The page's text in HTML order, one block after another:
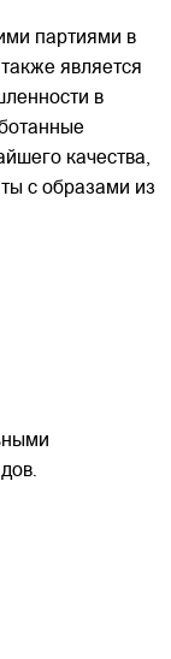
партиями в
является
в
качества,
с образами из